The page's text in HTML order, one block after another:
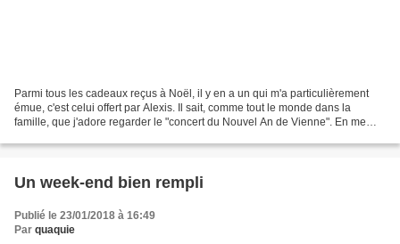
Parmi tous les cadeaux reçus à Noël, il y en a un qui m'a particulièrement
émue, c'est celui offert par Alexis. Il sait, comme tout le monde dans la
famille, que j'adore regarder le "concert du Nouvel An de Vienne". En me
Un week-end bien rempli
Publié le 23/01/2018 à 16:49
Par quaquie